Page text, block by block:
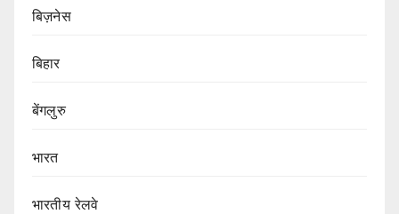
बिज़नेस
बिहार
बेंगलुरु
भारत
भारतीय रेलवे